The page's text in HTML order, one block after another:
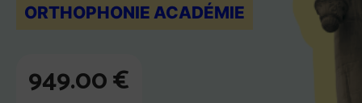
ORTHOPHONIE ACADÉMIE
949.00€